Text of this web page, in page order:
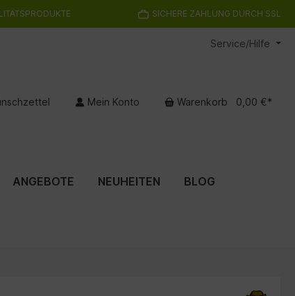
SICHERE ZAHLUNG DURCH SSL
Service/Hilfe
Mein Konto Warenkorb 0,00 €*
ANGEBOTE NEUHEITEN BLOG